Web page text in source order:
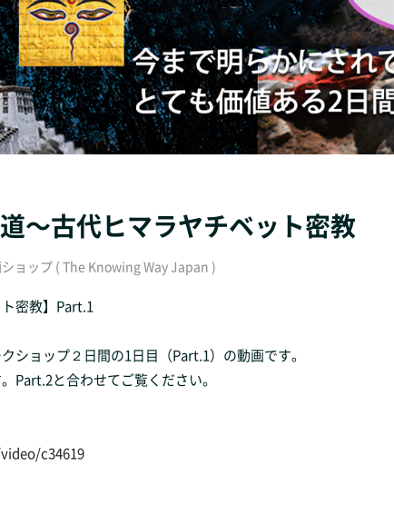
〜古代ヒマラヤチベット密教
ョップ ( The Knowing Way Japan )
密教】Part.1
ショップ２日間の1日目（Part.1）の動画です。
Part.2と合わせてご覧ください。
c34619